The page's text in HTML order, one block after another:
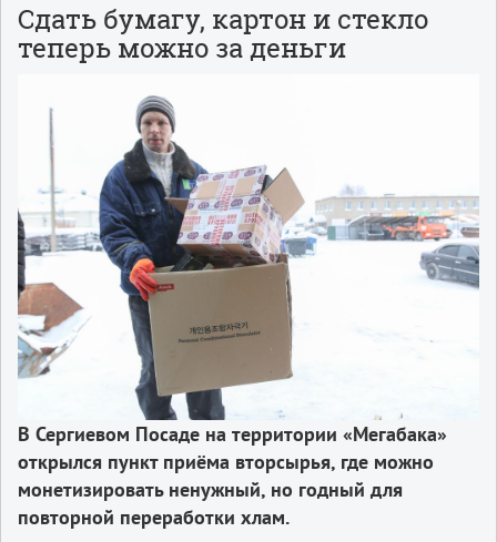
Сдать бумагу, картон и стекло
теперь можно за деньги
В Сергиевом Посаде на территории «Мегабака»
открылся пункт приёма вторсырья, где можно
монетизировать ненужный, но годный для
повторной переработки хлам.